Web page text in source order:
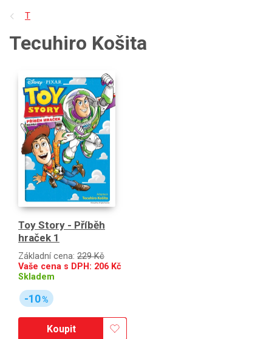
T
Tecuhiro Košita
Toy Story - Příběh
hraček 1
Základní cena: 229 Kč
Vaše cena s DPH: 206 Kč
Skladem
-10%
Koupit